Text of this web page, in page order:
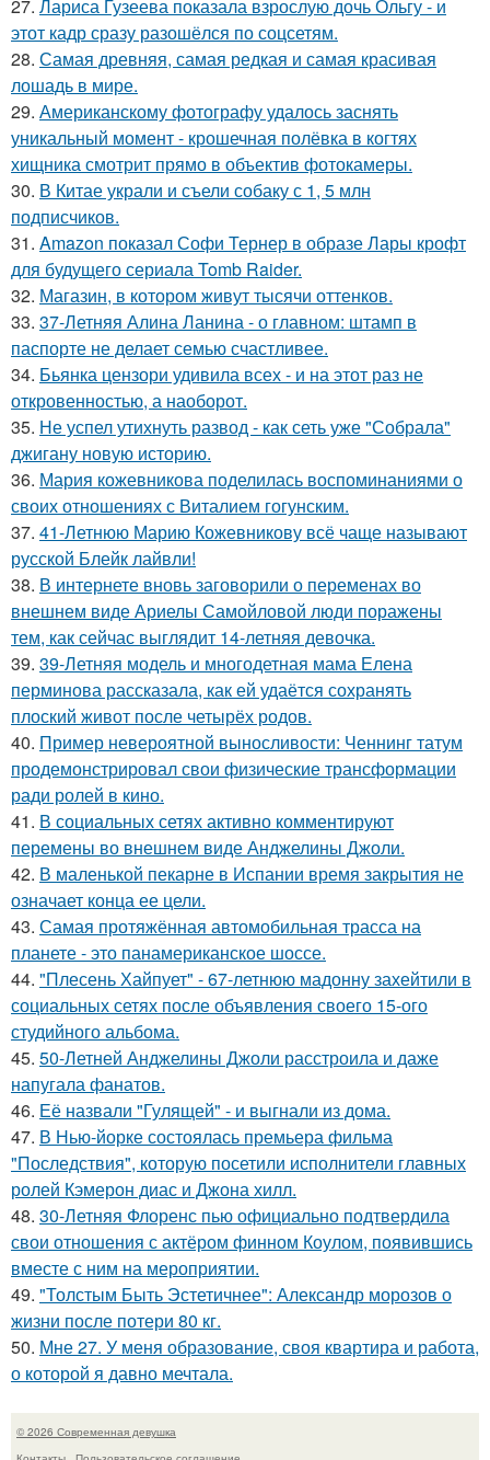
27. Лариса Гузеева показала взрослую дочь Ольгу - и
этот кадр сразу разошёлся по соцсетям.
28. Самая древняя, самая редкая и самая красивая
лошадь в мире.
29. Американскому фотографу удалось заснять
уникальный момент - крошечная полёвка в когтях
хищника смотрит прямо в объектив фотокамеры.
30. В Китае украли и съели собаку с 1, 5 млн
подписчиков.
31. Amazon показал Софи Тернер в образе Лары крофт
для будущего сериала Tomb Raider.
32. Магазин, в котором живут тысячи оттенков.
33. 37-Летняя Алина Ланина - о главном: штамп в
паспорте не делает семью счастливее.
34. Бьянка цензори удивила всех - и на этот раз не
откровенностью, а наоборот.
35. Не успел утихнуть развод - как сеть уже "Собрала"
джигану новую историю.
36. Мария кожевникова поделилась воспоминаниями о
своих отношениях с Виталием гогунским.
37. 41-Летнюю Марию Кожевникову всё чаще называют
русской Блейк лайвли!
38. В интернете вновь заговорили о переменах во
внешнем виде Ариелы Самойловой люди поражены
тем, как сейчас выглядит 14-летняя девочка.
39. 39-Летняя модель и многодетная мама Елена
перминова рассказала, как ей удаётся сохранять
плоский живот после четырёх родов.
40. Пример невероятной выносливости: Ченнинг татум
продемонстрировал свои физические трансформации
ради ролей в кино.
41. В социальных сетях активно комментируют
перемены во внешнем виде Анджелины Джоли.
42. В маленькой пекарне в Испании время закрытия не
означает конца ее цели.
43. Самая протяжённая автомобильная трасса на
планете - это панамериканское шоссе.
44. "Плесень Хайпует" - 67-летнюю мадонну захейтили в
социальных сетях после объявления своего 15-ого
студийного альбома.
45. 50-Летней Анджелины Джоли расстроила и даже
напугала фанатов.
46. Её назвали "Гулящей" - и выгнали из дома.
47. В Нью-йорке состоялась премьера фильма
"Последствия", которую посетили исполнители главных
ролей Кэмерон диас и Джона хилл.
48. 30-Летняя Флоренс пью официально подтвердила
свои отношения с актёром финном Коулом, появившись
вместе с ним на мероприятии.
49. "Толстым Быть Эстетичнее": Александр морозов о
жизни после потери 80 кг.
50. Мне 27. У меня образование, своя квартира и работа,
о которой я давно мечтала.
© 2026 Современная девушка